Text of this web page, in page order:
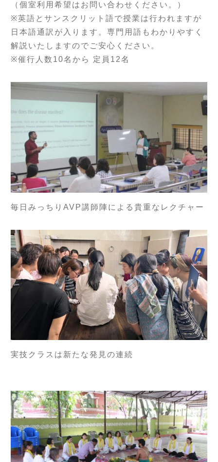
（個室利用希望はお問い合わせください。）
※英語とサンスクリット語で授業は行われますが
日本語通訳が入ります。専門用語もわかりやすく
解説いたしますのでご安心ください。
※催行人数10名から 定員12名
毎日みっちりAVP講師陣による貴重なレクチャー
実技クラスは新たな発見の連続